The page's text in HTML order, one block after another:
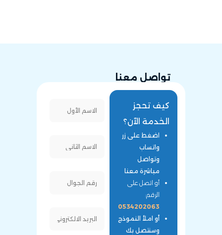
تواصل معنا
كيف تحجز
الخدمة الآن؟
اضغط على زر
واتساب
وتواصل
مباشرة معنا
أو اتصل على
الرقم:
0534202063
أو املأ النموذج
وسنتصل بك